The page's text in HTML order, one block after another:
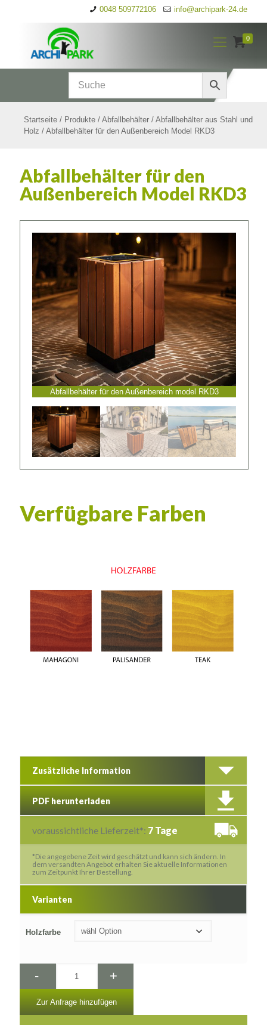
0048 509772106 info@archipark-24.de
0
Startseite / Produkte / Abfallbehälter / Abfallbehälter aus Stahl und
Holz / Abfallbehälter für den Außenbereich Model RKD3
Abfallbehälter für den
Außenbereich Model RKD3
Abfallbehälter für den Außenbereich model RKD3
Verfügbare Farben
Zusätzliche Information
PDF herunterladen
voraussichtliche Lieferzeit*: 7 Tage
*Die angegebene Zeit wird geschätzt und kann sich ändern. In
dem versandten Angebot erhalten Sie aktuelle Informationen
zum Zeitpunkt Ihrer Bestellung.
Varianten
Holzfarbe
- +
Zur Anfrage hinzufügen